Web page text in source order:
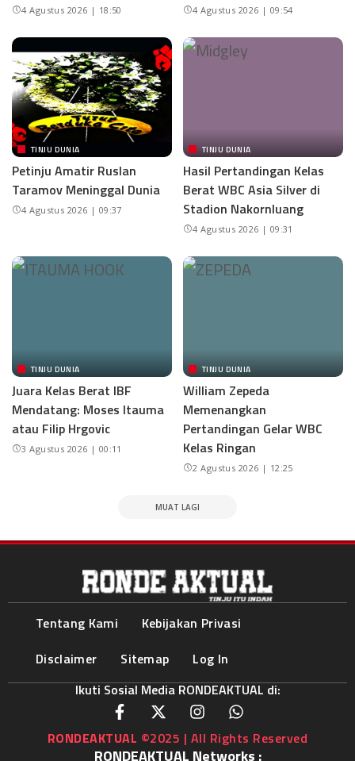
4 Agustus 2026 | 18:50 4 Agustus 2026 | 09:54
TINJU DUNIA
Petinju Amatir Ruslan
Taramov Meninggal Dunia
4 Agustus 2026 | 09:37
TINJU DUNIA
Hasil Pertandingan Kelas
Berat WBC Asia Silver di
Stadion Nakornluang
4 Agustus 2026 | 09:31
TINJU DUNIA
Juara Kelas Berat IBF
Mendatang: Moses Itauma
atau Filip Hrgovic
3 Agustus 2026 | 00:11
TINJU DUNIA
William Zepeda
Memenangkan
Pertandingan Gelar WBC
Kelas Ringan
2 Agustus 2026 | 12:25
MUAT LAGI
Tentang Kami
Kebijakan Privasi
Disclaimer
Sitemap
Log In
Ikuti Sosial Media RONDEAKTUAL di:
RONDEAKTUAL ©2025 | All Rights Reserved
RONDEAKTUAL Networks :